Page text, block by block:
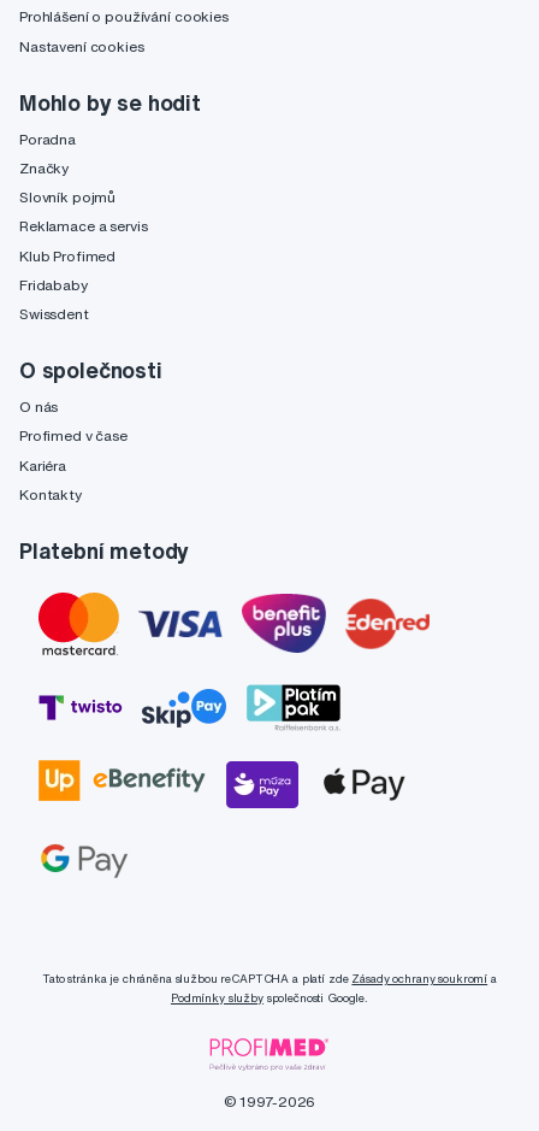
Prohlášení o používání cookies
Nastavení cookies
Mohlo by se hodit
Poradna
Značky
Slovník pojmů
Reklamace a servis
Klub Profimed
Fridababy
Swissdent
O společnosti
O nás
Profimed v čase
Kariéra
Kontakty
Platební metody
Tato stránka je chráněna službou reCAPTCHA a platí zde Zásady ochrany soukromí a
Podmínky službyspolečnosti Google.
© 1997-2026